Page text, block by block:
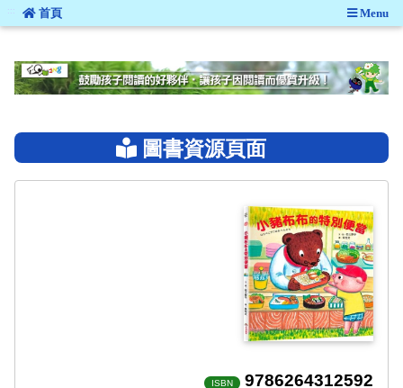
::: 首頁 Menu
圖書資源頁面
ISBN 9786264312592